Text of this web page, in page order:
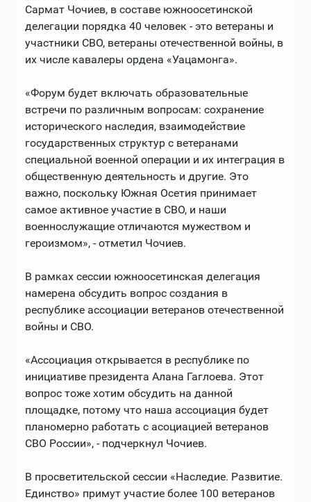
Сармат Чочиев, в составе южноосетинской
делегации порядка 40 человек - это ветераны и
участники СВО, ветераны отечественной войны, в
их числе кавалеры ордена «Уацамонга».
«Форум будет включать образовательные
встречи по различным вопросам: сохранение
исторического наследия, взаимодействие
государственных структур с ветеранами
специальной военной операции и их интеграция в
общественную деятельность и другие. Это
важно, поскольку Южная Осетия принимает
самое активное участие в СВО, и наши
военнослужащие отличаются мужеством и
героизмом», - отметил Чочиев.
В рамках сессии южноосетинская делегация
намерена обсудить вопрос создания в
республике ассоциации ветеранов отечественной
войны и СВО.
«Ассоциация открывается в республике по
инициативе президента Алана Гаглоева. Этот
вопрос тоже хотим обсудить на данной
площадке, потому что наша ассоциация будет
планомерно работать с асоциацией ветеранов
СВО России», - подчеркнул Чочиев.
В просветительской сессии «Наследие. Развитие.
Единство» примут участие более 100 ветеранов